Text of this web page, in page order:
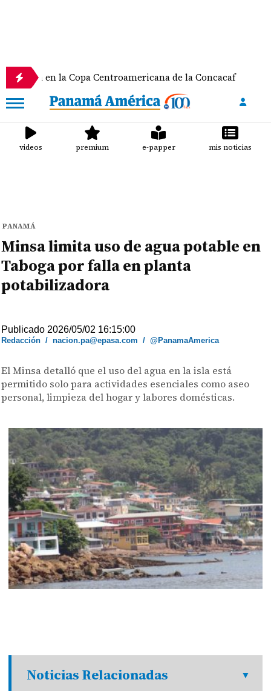
la Copa Centroamericana de la Concacaf
videos premium e-papper mis noticias
PANAMÁ
Minsa limita uso de agua potable en
Taboga por falla en planta
potabilizadora
Publicado 2026/05/02 16:15:00
Redacción /nacion.pa@epasa.com /@PanamaAmerica
El Minsa detalló que el uso del agua en la isla está
permitido solo para actividades esenciales como aseo
personal, limpieza del hogar y labores domésticas.
Noticias Relacionadas